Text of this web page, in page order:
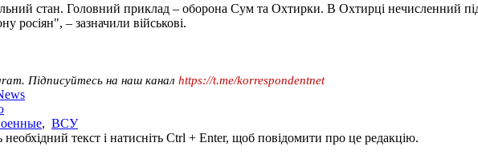
стан. Головний приклад – оборона Сум та Охтирки. В Охтирці нечисленний
росіян", – зазначили військові.
Підписуйтесь на наш канал https://t.me/korrespondentnet
, ВСУ
текст і натисніть Ctrl + Enter, щоб повідомити про це редакцію.